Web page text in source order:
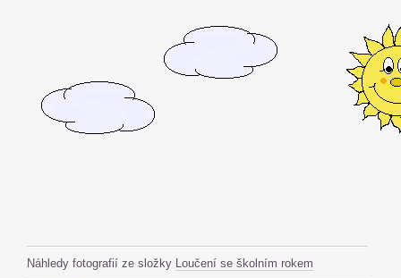
Náhledy fotografií ze složky Loučení se školním rokem